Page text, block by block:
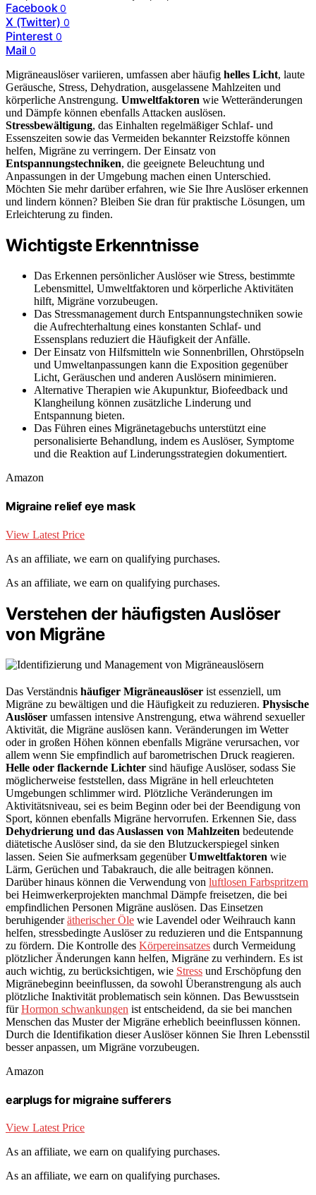
Facebook 0
X (Twitter) 0
Pinterest 0
Mail 0
Migräneauslöser variieren, umfassen aber häufig helles Licht, laute
Geräusche, Stress, Dehydration, ausgelassene Mahlzeiten und
körperliche Anstrengung. Umweltfaktoren wie Wetteränderungen
und Dämpfe können ebenfalls Attacken auslösen.
Stressbewältigung, das Einhalten regelmäßiger Schlaf- und
Essenszeiten sowie das Vermeiden bekannter Reizstoffe können
helfen, Migräne zu verringern. Der Einsatz von
Entspannungstechniken, die geeignete Beleuchtung und
Anpassungen in der Umgebung machen einen Unterschied.
Möchten Sie mehr darüber erfahren, wie Sie Ihre Auslöser erkennen
und lindern können? Bleiben Sie dran für praktische Lösungen, um
Erleichterung zu finden.
Wichtigste Erkenntnisse
Das Erkennen persönlicher Auslöser wie Stress, bestimmte
Lebensmittel, Umweltfaktoren und körperliche Aktivitäten
hilft, Migräne vorzubeugen.
Das Stressmanagement durch Entspannungstechniken sowie
die Aufrechterhaltung eines konstanten Schlaf- und
Essensplans reduziert die Häufigkeit der Anfälle.
Der Einsatz von Hilfsmitteln wie Sonnenbrillen, Ohrstöpseln
und Umweltanpassungen kann die Exposition gegenüber
Licht, Geräuschen und anderen Auslösern minimieren.
Alternative Therapien wie Akupunktur, Biofeedback und
Klangheilung können zusätzliche Linderung und
Entspannung bieten.
Das Führen eines Migränetagebuchs unterstützt eine
personalisierte Behandlung, indem es Auslöser, Symptome
und die Reaktion auf Linderungsstrategien dokumentiert.
Amazon
Migraine relief eye mask
View Latest Price
As an affiliate, we earn on qualifying purchases.
As an affiliate, we earn on qualifying purchases.
Verstehen der häufigsten Auslöser
von Migräne
Das Verständnis häufiger Migräneauslöser ist essenziell, um
Migräne zu bewältigen und die Häufigkeit zu reduzieren. Physische
Auslöser umfassen intensive Anstrengung, etwa während sexueller
Aktivität, die Migräne auslösen kann. Veränderungen im Wetter
oder in großen Höhen können ebenfalls Migräne verursachen, vor
allem wenn Sie empfindlich auf barometrischen Druck reagieren.
Helle oder flackernde Lichter sind häufige Auslöser, sodass Sie
möglicherweise feststellen, dass Migräne in hell erleuchteten
Umgebungen schlimmer wird. Plötzliche Veränderungen im
Aktivitätsniveau, sei es beim Beginn oder bei der Beendigung von
Sport, können ebenfalls Migräne hervorrufen. Erkennen Sie, dass
Dehydrierung und das Auslassen von Mahlzeiten bedeutende
diätetische Auslöser sind, da sie den Blutzuckerspiegel sinken
lassen. Seien Sie aufmerksam gegenüberUmweltfaktoren wie
Lärm, Gerüchen und Tabakrauch, die alle beitragen können.
Darüber hinaus können die Verwendung von luftlosen Farbspritzern
bei Heimwerkerprojekten manchmal Dämpfe freisetzen, die bei
empfindlichen Personen Migräne auslösen. Das Einsetzen
beruhigenderätherischer Öle wie Lavendel oder Weihrauch kann
helfen, stressbedingte Auslöser zu reduzieren und die Entspannung
zu fördern. Die Kontrolle des Körpereinsatzes durch Vermeidung
plötzlicher Änderungen kann helfen, Migräne zu verhindern. Es ist
auch wichtig, zu berücksichtigen, wie Stress und Erschöpfung den
Migränebeginn beeinflussen, da sowohl Überanstrengung als auch
plötzliche Inaktivität problematisch sein können. Das Bewusstsein
fürHormon schwankungen ist entscheidend, da sie bei manchen
Menschen das Muster der Migräne erheblich beeinflussen können.
Durch die Identifikation dieser Auslöser können Sie Ihren Lebensstil
besser anpassen, um Migräne vorzubeugen.
Amazon
earplugs for migraine sufferers
View Latest Price
As an affiliate, we earn on qualifying purchases.
As an affiliate, we earn on qualifying purchases.